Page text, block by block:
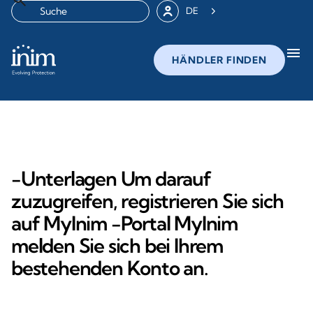
DE
HÄNDLER FINDEN menu
-Unterlagen Um darauf
zuzugreifen, registrieren Sie sich
auf MyInim -Portal MyInim
melden Sie sich bei Ihrem
bestehenden Konto an.